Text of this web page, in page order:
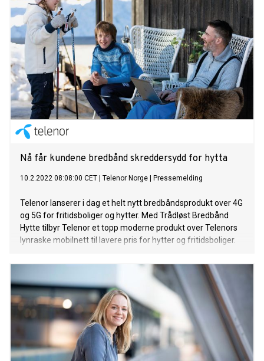
Nå får kundene bredbånd skreddersydd for hytta
10.2.2022 08:08:00 CET Telenor Norge Pressemelding
Telenor lanserer i dag et helt nytt bredbåndsprodukt over 4G
og 5G for fritidsboliger og hytter. Med Trådløst Bredbånd
Hytte tilbyr Telenor et topp moderne produkt over Telenors
lynraske mobilnett til lavere pris for hytter og fritidsboliger.